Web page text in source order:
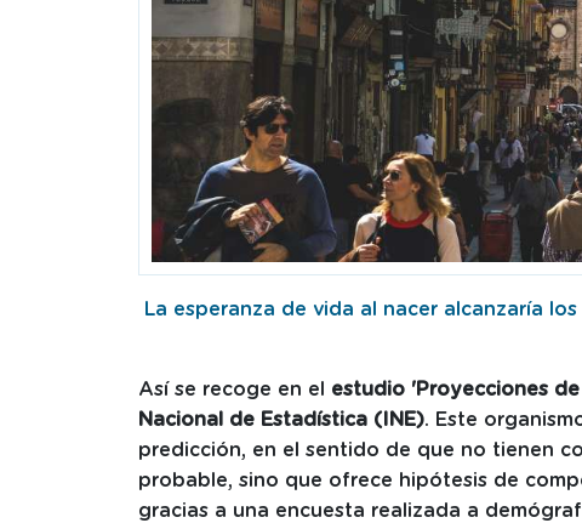
La esperanza de vida al nacer alcanzaría
Así se recoge en el estudio 'Proyecciones
Nacional de Estadística (INE). Este
predicción, en el sentido de que no tienen
probable, sino que ofrece hipótesis de
gracias a una encuesta realizada a